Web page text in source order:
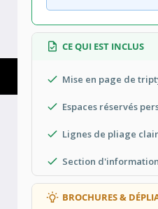
CE QUI EST INCLUS
Mise en page de
Espaces réservés
Lignes de pliage
Section
BROCHURES &